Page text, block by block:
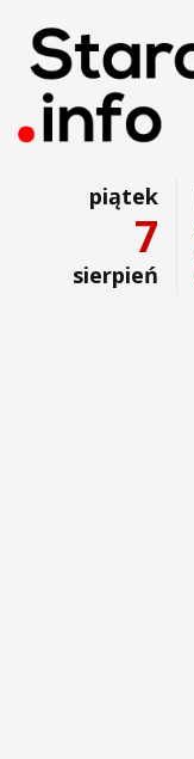
piątek
7
sierpień